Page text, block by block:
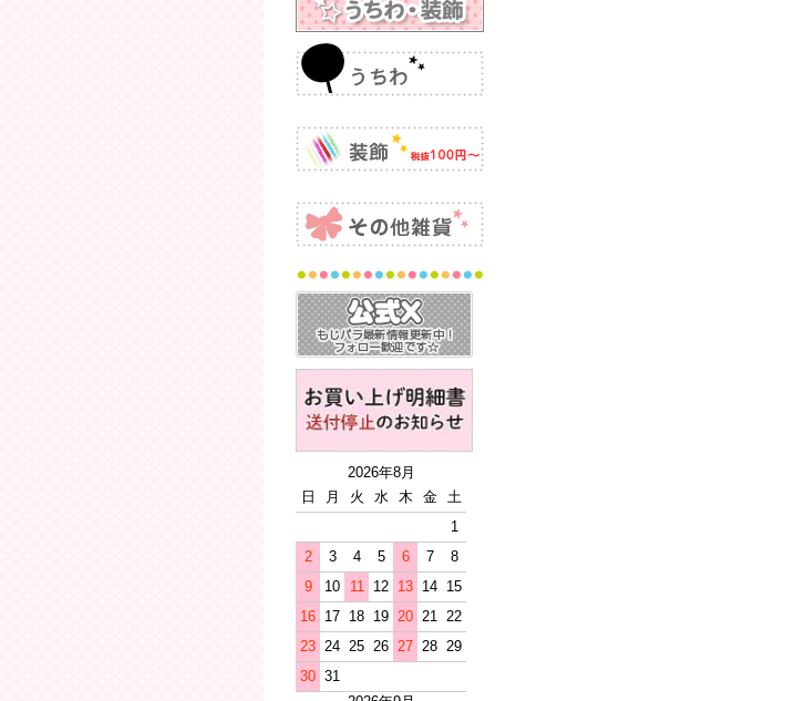
2026年8月
日
月 火 水 木 金
土
1
2
3 4 5 6 7
8
9
10 11 12 13 14 15
16 17 18 19 20 21 22
23 24 25 26 27 28 29
30 31